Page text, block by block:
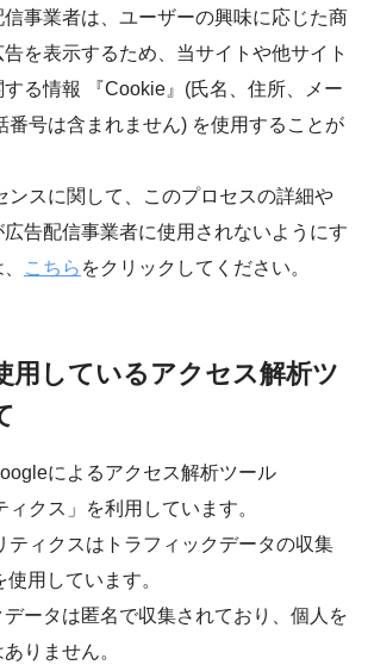
事業者は、ユーザーの興味に応じた商
を表示するため、当サイトや他サイト
る情報 『Cookie』(氏名、住所、メー
番号は含まれません) を使用することが
ンスに関して、このプロセスの詳細や
告配信事業者に使用されないようにす
こちら をクリックしてください。
用しているアクセス解析ツ
によるアクセス解析ツール
ィクス」を利用しています。
ティクスはトラフィックデータの収集
用しています。
ータは匿名で収集されており、個人を
りません。